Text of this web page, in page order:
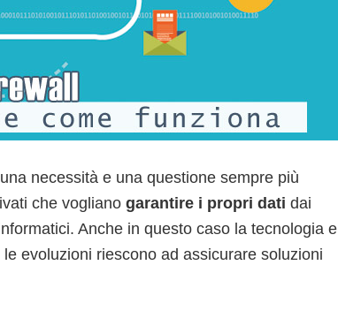
necessità e una questione sempre più
che vogliano garantire i propri dati dai
Anche in questo caso la tecnologia e
evoluzioni riescono ad assicurare soluzioni